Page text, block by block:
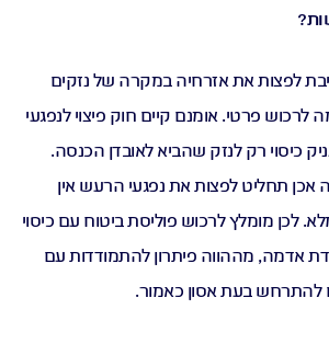
לפצות את אזרחיה במקרה של נזקים
פרטי. אומנם קיים חוק פיצוי לנפגעי
כיסוי רק לנזק שהביא לאובדן הכנסה.
אכן תחליט לפצות את נפגעי הרעש אין
לכן מומלץ לרכוש פוליסת ביטוח עם כיסוי
אדמה, מההווה פיתרון להתמודדות עם
להתרחש בעת אסון כאמור.